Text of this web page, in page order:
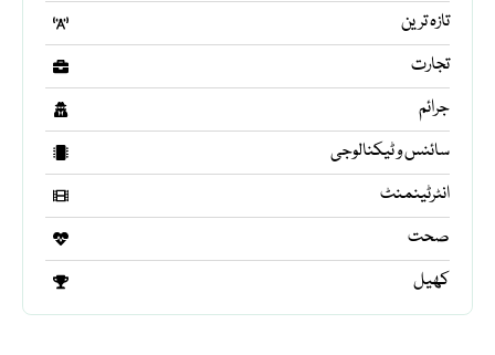
تازہ ترین
تجارت
جرائم
سائنس و ٹیکنالوجی
انٹرٹینمنٹ
صحت
کھیل